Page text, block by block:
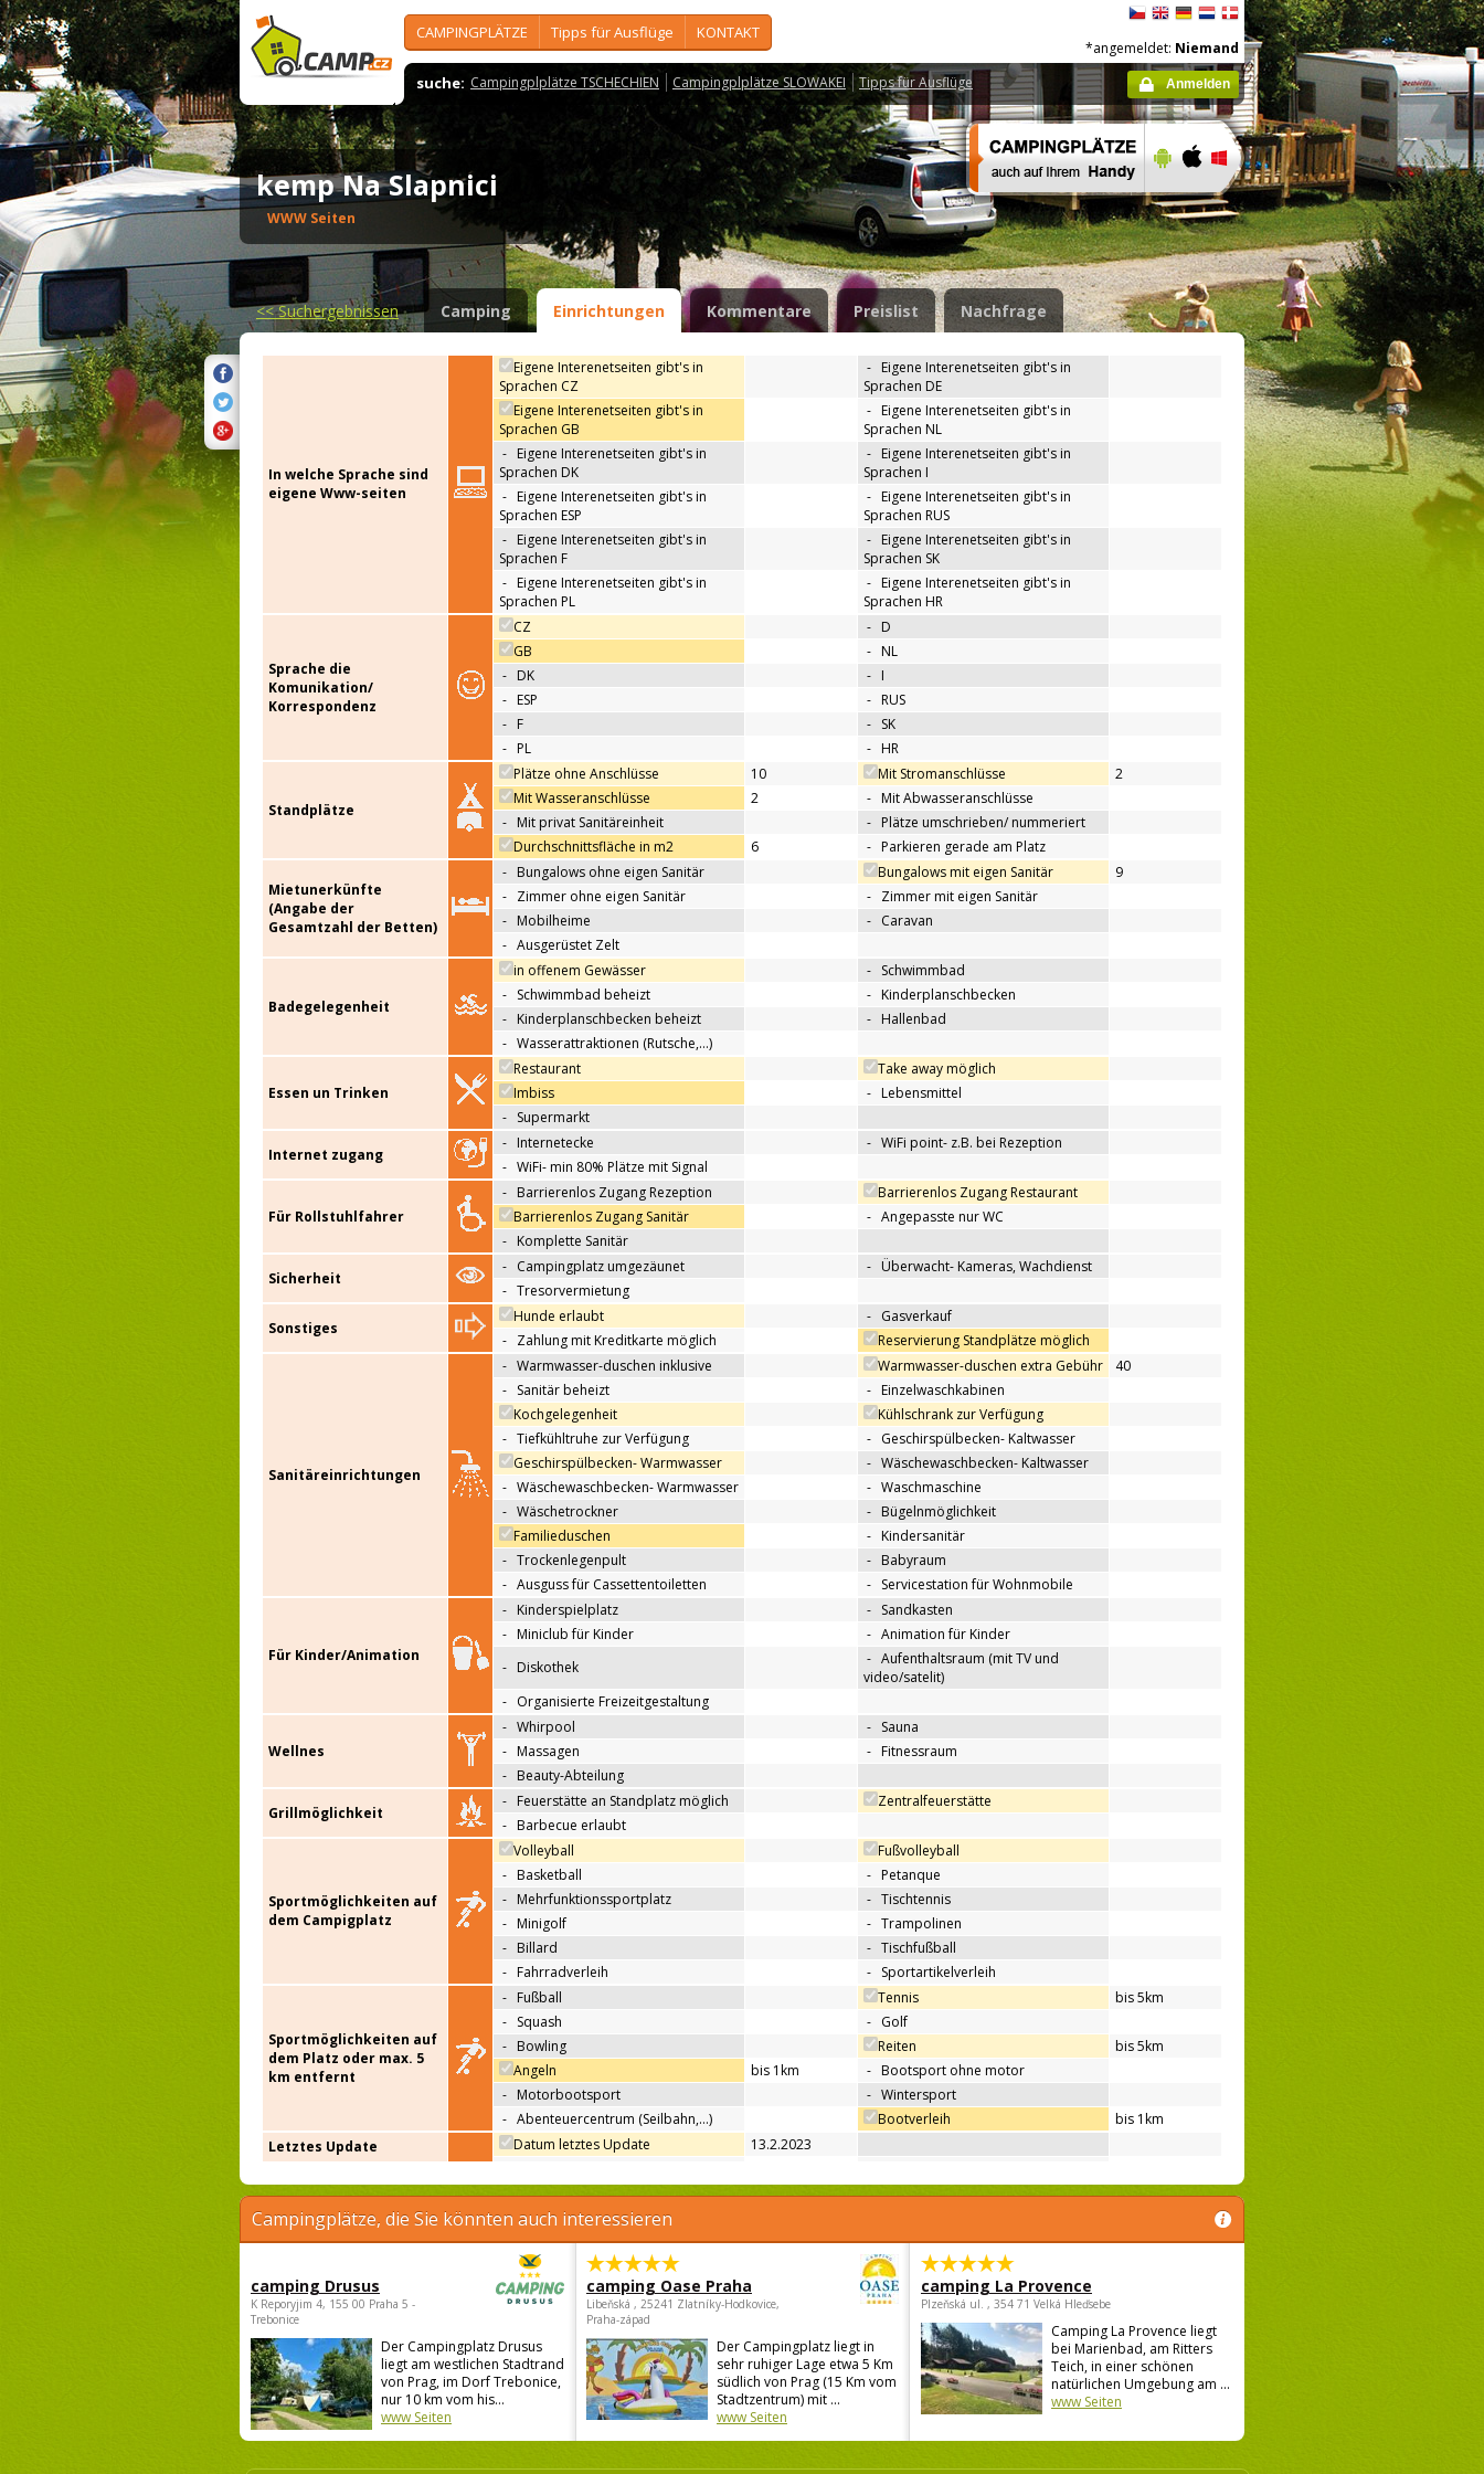
CAMPINGPLÄTZE Tipps für Ausflüge KONTAKT
suche: Campingplplätze TSCHECHIEN Campingplplätze SLOWAKEI Tipps für Ausflüge
*angemeldet: Niemand
Anmelden
kemp Na Slapnici
WWW Seiten
<<Suchergebnissen Camping Einrichtungen Kommentare Preislist Nachfrage
In welche Sprache sind
eigene Www-seiten
Eigene Interenetseiten gibt's in
Sprachen CZ
- Eigene Interenetseiten gibt's in
Sprachen DE
Eigene Interenetseiten gibt's in
Sprachen GB
- Eigene Interenetseiten gibt's in
Sprachen NL
- Eigene Interenetseiten gibt's in
Sprachen DK
- Eigene Interenetseiten gibt's in
Sprachen I
- Eigene Interenetseiten gibt's in
Sprachen ESP
- Eigene Interenetseiten gibt's in
Sprachen RUS
- Eigene Interenetseiten gibt's in
Sprachen F
- Eigene Interenetseiten gibt's in
Sprachen SK
- Eigene Interenetseiten gibt's in
Sprachen PL
- Eigene Interenetseiten gibt's in
Sprachen HR
Sprache die
Komunikation/
Korrespondenz
CZ - D
GB
- NL
- DK - I
- ESP - RUS
- F - SK
- PL - HR
Standplätze
Plätze ohne Anschlüsse 10 Mit Stromanschlüsse
2
Mit Wasseranschlüsse
2 - Mit Abwasseranschlüsse
- Mit privat Sanitäreinheit - Plätze umschrieben/ nummeriert
Durchschnittsfläche in m2
6 - Parkieren gerade am Platz
Mietunerkünfte
(Angabe der
Gesamtzahl der Betten)
- Bungalows ohne eigen Sanitär Bungalows mit eigen Sanitär
9
- Zimmer ohne eigen Sanitär - Zimmer mit eigen Sanitär
- Mobilheime - Caravan
- Ausgerüstet Zelt
Badegelegenheit
in offenem Gewässer - Schwimmbad
- Schwimmbad beheizt - Kinderplanschbecken
- Kinderplanschbecken beheizt - Hallenbad
- Wasserattraktionen (Rutsche,…)
Essen un Trinken
Restaurant
Take away möglich
Imbiss
- Lebensmittel
- Supermarkt
Internet zugang
- Internetecke - WiFi point- z.B. bei Rezeption
- WiFi- min 80% Plätze mit Signal
Für Rollstuhlfahrer
- Barrierenlos Zugang Rezeption
Barrierenlos Zugang Restaurant
Barrierenlos Zugang Sanitär
- Angepasste nur WC
- Komplette Sanitär
Sicherheit
- Campingplatz umgezäunet - Überwacht- Kameras, Wachdienst
- Tresorvermietung
Sonstiges
Hunde erlaubt - Gasverkauf
- Zahlung mit Kreditkarte möglich Reservierung Standplätze möglich
Sanitäreinrichtungen
- Warmwasser-duschen inklusive Warmwasser-duschen extra Gebühr
40
- Sanitär beheizt - Einzelwaschkabinen
Kochgelegenheit
Kühlschrank zur Verfügung
- Tiefkühltruhe zur Verfügung - Geschirspülbecken- Kaltwasser
Geschirspülbecken- Warmwasser
- Wäschewaschbecken- Kaltwasser
- Wäschewaschbecken- Warmwasser - Waschmaschine
- Wäschetrockner - Bügelnmöglichkeit
Familieduschen
- Kindersanitär
- Trockenlegenpult - Babyraum
- Ausguss für Cassettentoiletten - Servicestation für Wohnmobile
Für Kinder/Animation
- Kinderspielplatz - Sandkasten
- Miniclub für Kinder - Animation für Kinder
- Diskothek - Aufenthaltsraum (mit TV und
video/satelit)
- Organisierte Freizeitgestaltung
Wellnes
- Whirpool - Sauna
- Massagen - Fitnessraum
- Beauty-Abteilung
Grillmöglichkeit
- Feuerstätte an Standplatz möglich
Zentralfeuerstätte
- Barbecue erlaubt
Sportmöglichkeiten auf
dem Campigplatz
Volleyball
Fußvolleyball
- Basketball - Petanque
- Mehrfunktionssportplatz - Tischtennis
- Minigolf - Trampolinen
- Billard - Tischfußball
- Fahrradverleih - Sportartikelverleih
Sportmöglichkeiten auf
dem Platz oder max. 5
km entfernt
- Fußball Tennis
bis 5km
- Squash - Golf
- Bowling Reiten
bis 5km
Angeln
bis 1km - Bootsport ohne motor
- Motorbootsport - Wintersport
- Abenteuercentrum (Seilbahn,…) Bootverleih
bis 1km
Letztes Update
Datum letztes Update 13.2.2023
Campingplätze, die Sie könnten auch interessieren
camping Drusus
K Reporyjim 4, 155 00 Praha 5 -
Trebonice
Der Campingplatz Drusus
liegt am westlichen Stadtrand
von Prag, im Dorf Trebonice,
nur 10 km vom his...
www Seiten
camping Oase Praha
Libeňská , 25241 Zlatníky-Hodkovice,
Praha-západ
Der Campingplatz liegt in
sehr ruhiger Lage etwa 5 Km
südlich von Prag (15 Km vom
Stadtzentrum) mit ...
www Seiten
camping La Provence
Plzeňská ul. , 354 71 Velká Hleďsebe
Camping La Provence liegt
bei Marienbad, am Ritters
Teich, in einer schönen
natürlichen Umgebung am ...
www Seiten